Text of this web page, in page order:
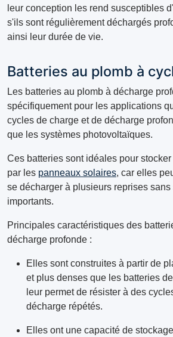
leur conception les rend susceptibles
s'ils sont régulièrement déchargés
ainsi leur durée de vie.
Batteries au plomb à
Les batteries au plomb à décharge
spécifiquement pour les applications
cycles de charge et de décharge
que les systèmes photovoltaïques.
Ces batteries sont idéales pour
par les panneaux solaires, car elles
se décharger à plusieurs reprises
importants.
Principales caractéristiques des
décharge profonde :
Elles sont construites à partir de
et plus denses que les batteries
leur permet de résister à des
décharge répétés.
Elles ont une capacité de